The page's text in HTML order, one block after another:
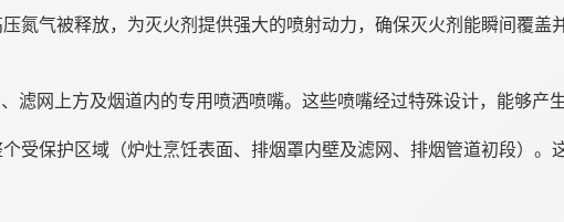
氮气被释放，为灭火剂提供强大的喷射动力，确保灭火剂能瞬间覆盖
滤网上方及烟道内的专用喷洒喷嘴。这些喷嘴经过特殊设计，能够产
受保护区域（炉灶烹饪表面、排烟罩内壁及滤网、排烟管道初段）